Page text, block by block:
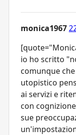
monica1967
io ho scritto
comunque
utopistico
ai servizi e
con
sue